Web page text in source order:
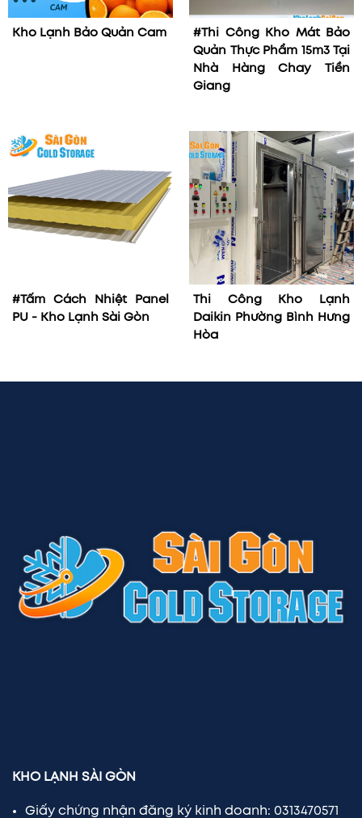
Kho Lạnh Bảo Quản Cam
#Thi Công Kho Mát Bảo
Quản Thực Phẩm 15m3 Tại
Nhà Hàng Chay Tiền
Giang
#Tấm Cách Nhiệt Panel
PU - Kho Lạnh Sài Gòn
Thi Công Kho Lạnh
Daikin Phường Bình Hưng
Hòa
KHO LẠNH SÀI GÒN
Giấy chứng nhận đăng ký kinh doanh: 0313470571